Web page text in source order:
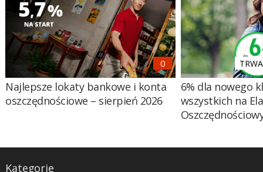
Najlepsze lokaty bankowe i konta
oszczędnościowe – sierpień 2026
6% dla nowego
wszystkich na
Kategorie